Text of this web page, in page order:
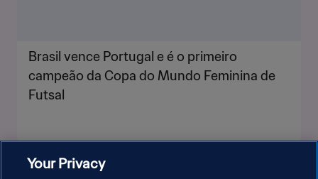
Brasil vence Portugal e é o primeiro
campeão da Copa do Mundo Feminina de
Futsal
Your Privacy